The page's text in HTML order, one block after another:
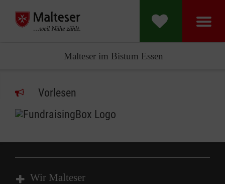
Malteser im Bistum Essen
Vorlesen
Wir Malteser